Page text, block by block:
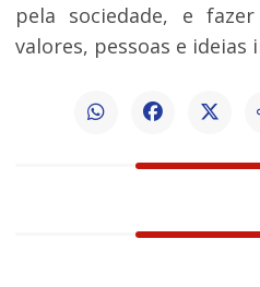
pela sociedade, e
valores, pessoas e ideias